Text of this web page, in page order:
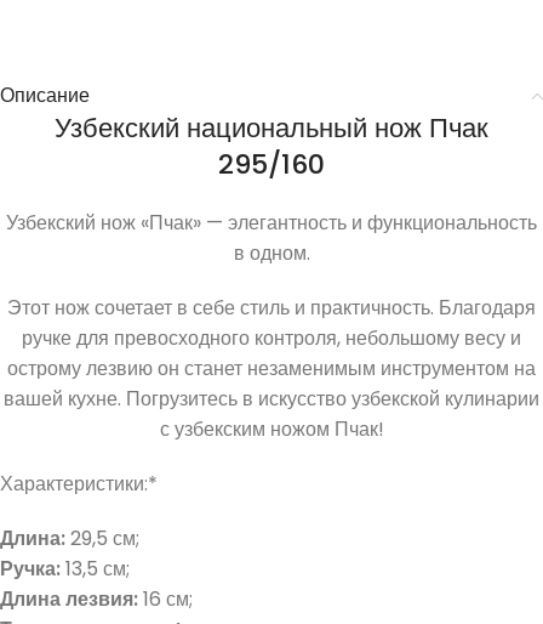
Описание
Узбекский национальный нож Пчак
295/160
Узбекский нож «Пчак» — элегантность и функциональность
в одном.
Этот нож сочетает в себе стиль и практичность. Благодаря
ручке для превосходного контроля, небольшому весу и
острому лезвию он станет незаменимым инструментом на
вашей кухне. Погрузитесь в искусство узбекской кулинарии
с узбекским ножом Пчак!
Характеристики:*
Длина:29,5 см;
Ручка:13,5 см;
Длина лезвия:16 см;